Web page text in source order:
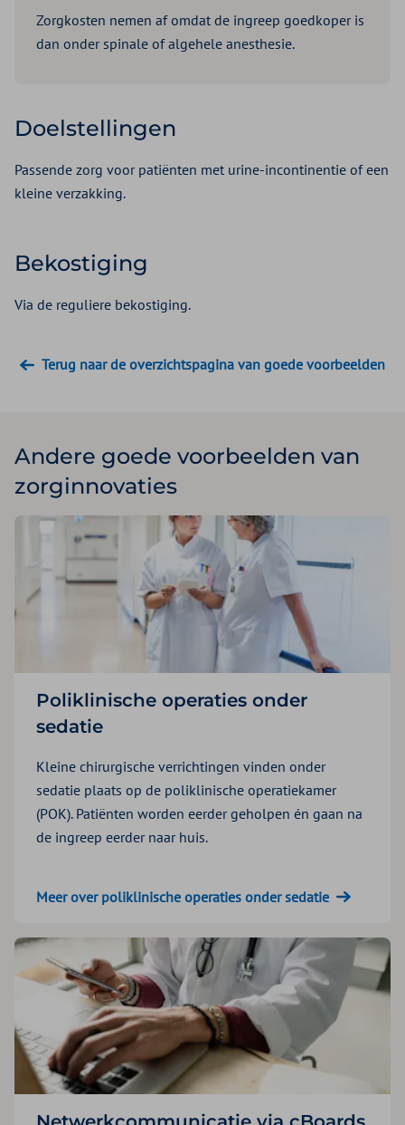
Zorgkosten nemen af omdat de ingreep goedkoper is
dan onder spinale of algehele anesthesie.
Doelstellingen
Passende zorg voor patiënten met urine-incontinentie of een
kleine verzakking.
Bekostiging
Via de reguliere bekostiging.
Terug naar de overzichtspagina van goede voorbeelden
Andere goede voorbeelden van
zorginnovaties
Poliklinische operaties onder
sedatie
Kleine chirurgische verrichtingen vinden onder
sedatie plaats op de poliklinische operatiekamer
(POK). Patiënten worden eerder geholpen én gaan na
de ingreep eerder naar huis.
Meer over poliklinische operaties onder sedatie